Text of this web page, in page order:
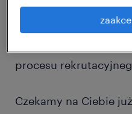
zorganizowanym
atmosferze i z
procesu
Czekamy na Ciebie